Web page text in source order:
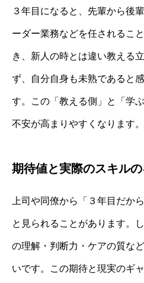
３年目になると、先輩から後
ーダー業務などを任されるこ
き、新人の時とは違い教える
ず、自分自身も未熟であると
す。この「教える側」と「学
不安が高まりやすくなります。
期待値と実際のスキル
上司や同僚から「３年目だか
と見られることがあります。
の理解・判断力・ケアの質な
いです。この期待と現実のギ